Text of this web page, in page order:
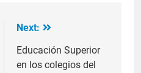
Next:
Educación Superior
en los colegios del